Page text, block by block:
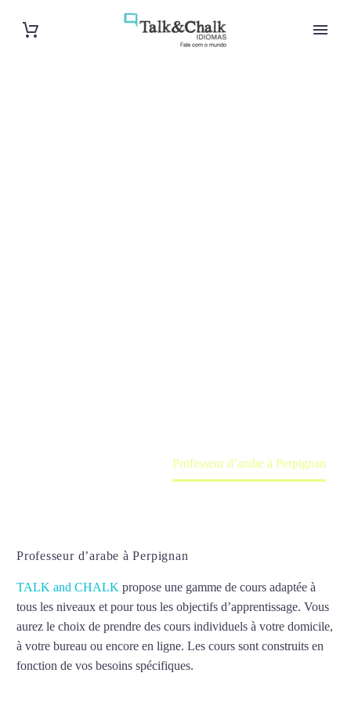
Professeur d’arabe à Perpignan
Professeur d’arabe à Perpignan
TALK and CHALK propose une gamme de cours adaptée à
tous les niveaux et pour tous les objectifs d’apprentissage. Vous
aurez le choix de prendre des cours individuels à votre domicile,
à votre bureau ou encore en ligne. Les cours sont construits en
fonction de vos besoins spécifiques.